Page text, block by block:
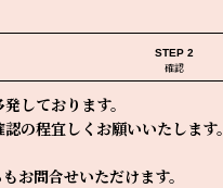
STEP 2
確認
しております。
の程宜しくお願いいたします。
お問合せいただけます。